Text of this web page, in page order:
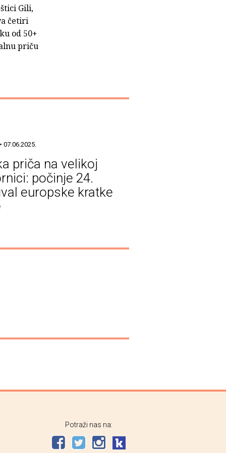
Gili,
četiri
od 50+
priču
07.06.2025.
priča na velikoj
počinje 24.
europske kratke
Potraži nas na: